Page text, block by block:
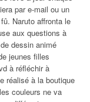
par e-mail ou un
Naruto affronta le
aux questions à
dessin animé
jeunes filles
à réfléchir à
réalisé à la boutique
couleurs ne va